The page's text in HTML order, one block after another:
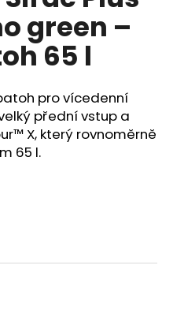
green –
65 l
pro vícedenní
přední vstup a
X, který rovnoměrně
65 l.